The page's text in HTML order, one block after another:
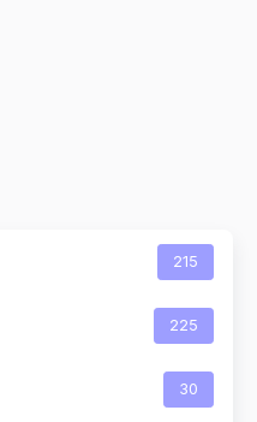
215
225
30